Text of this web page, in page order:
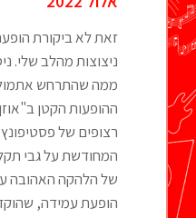
זאת לא ביקורת
ניצוצות מהלב שלי.
ממה שהתרחש
ההופעות הקטן
רצופים של
המחודשת על גבי
של הלהקה האהובה
הופעת עמידה,